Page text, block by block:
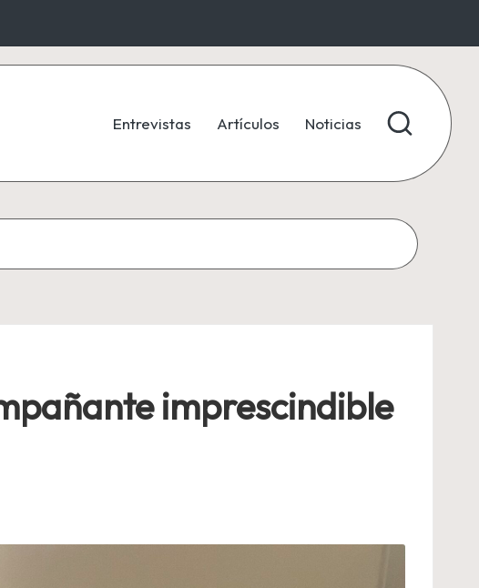
Entrevistas Artículos Noticias
imprescindible